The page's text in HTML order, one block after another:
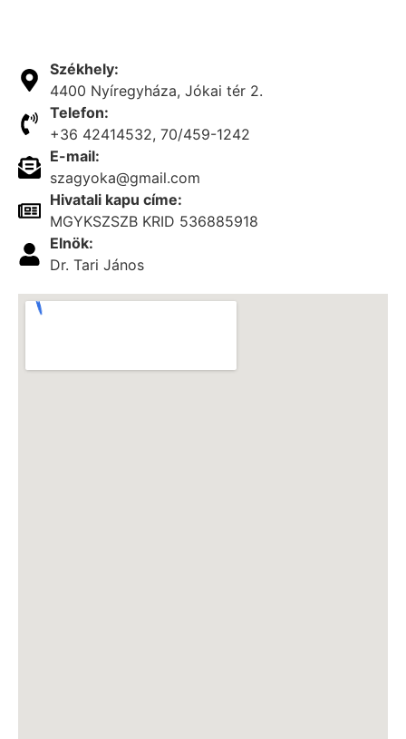
Székhely:
4400 Nyíregyháza, Jókai tér 2.
Telefon:
+36 42414532, 70/459-1242
E-mail:
szagyoka@gmail.com
Hivatali kapu címe:
MGYKSZSZB KRID 536885918
Elnök:
Dr. Tari János